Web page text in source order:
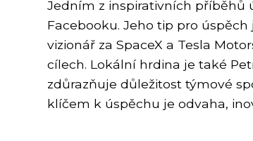
Jedním z inspirativních příběhů
Facebooku. Jeho tip pro
vizionář za SpaceX a Tesla
cílech. Lokální hrdina je také
zdůrazňuje důležitost týmové
klíčem k úspěchu je odvaha,